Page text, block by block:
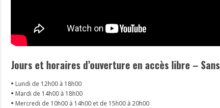
Jours et horaires d’ouverture en accès libre –
• Lundi de 12h00 à 18h00
• Mardi de 14h00 à 18h00
• Mercredi de 10h00 à 14h00 et de 15h00 à 20h00